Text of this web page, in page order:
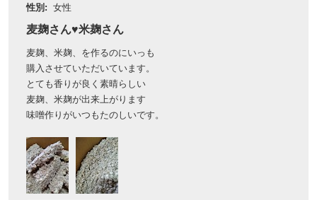
性別: 女性
麦麹さん♥️米麹さん
麦麹、米麹、を作るのにいっも
購入させていただいています。
とても香りが良く素晴らしい
麦麹、米麹が出来上がります
味噌作りがいつもたのしいです。